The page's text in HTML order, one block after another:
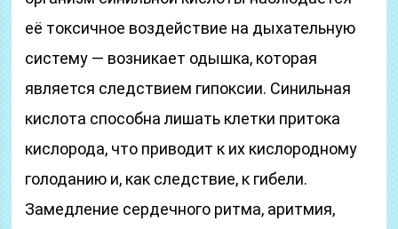
её токсичное воздействие на дыхательную
систему — возникает одышка, которая
является следствием гипоксии. Синильная
кислота способна лишать клетки притока
кислорода, что приводит к их кислородному
голоданию и, как следствие, к гибели.
Замедление сердечного ритма, аритмия,